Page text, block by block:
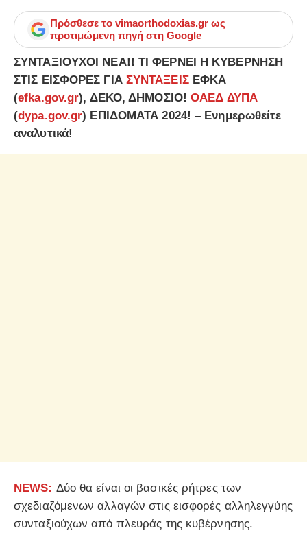
Πρόσθεσε το vimaorthodoxias.gr ως
προτιμώμενη πηγή στη Google
ΣΥΝΤΑΞΙΟΥΧΟΙ ΝΕΑ!! ΤΙ ΦΕΡΝΕΙ Η ΚΥΒΕΡΝΗΣΗ
ΣΤΙΣ ΕΙΣΦΟΡΕΣ ΓΙΑ ΣΥΝΤΑΞΕΙΣΕΦΚΑ
(efka.gov.gr), ΔΕΚΟ, ΔΗΜΟΣΙΟ!ΟΑΕΔ ΔΥΠΑ
(dypa.gov.gr) ΕΠΙΔΟΜΑΤΑ 2024! – Ενημερωθείτε
αναλυτικά!
NEWS: Δύο θα είναι οι βασικές ρήτρες των
σχεδιαζόμενων αλλαγών στις εισφορές αλληλεγγύης
συνταξιούχων από πλευράς της κυβέρνησης.